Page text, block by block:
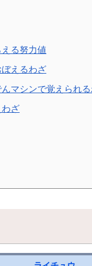
る努力値
えるわざ
マシンで覚えられ
ざ